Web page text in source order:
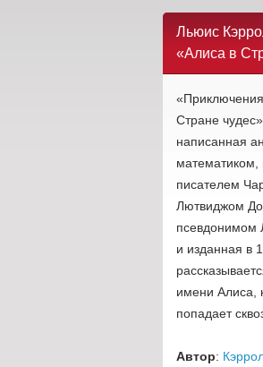
Льюис
«Алиса в
Стране
написанная
математиком,
писателем
Лютвиджом
псевдонимом
и изданная в
имени Алиса,
попадает
Автор: